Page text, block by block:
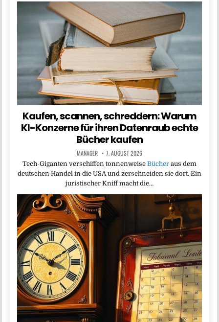
Kaufen, scannen, schreddern: Warum
KI-Konzerne für ihren Datenraub echte
Bücher kaufen
MANAGER 7. AUGUST 2026
Tech-Giganten verschiffen tonnenweise Bücher aus dem
deutschen Handel in die USA und zerschneiden sie dort. Ein
juristischer Kniff macht die…